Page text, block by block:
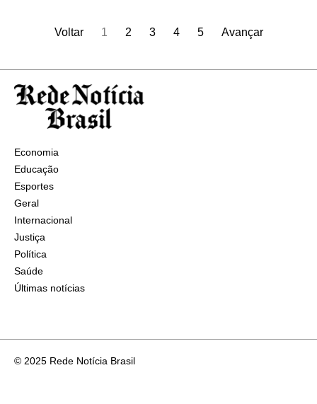
Voltar 1 2 3 4 5 Avançar
Economia
Educação
Esportes
Geral
Internacional
Justiça
Política
Saúde
Últimas notícias
© 2025 Rede Notícia Brasil